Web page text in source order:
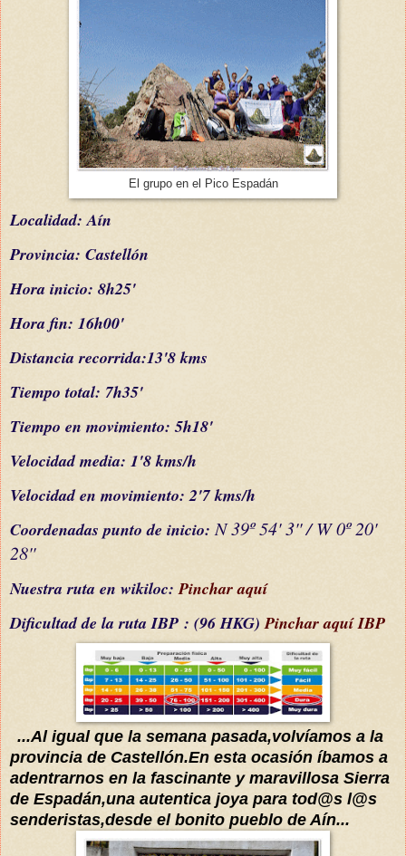
El grupo en el Pico Espadán
Localidad: Aín
Provincia: Castellón
Hora inicio: 8h25'
Hora fin: 16h00'
Distancia recorrida:13'8 kms
Tiempo total: 7h35'
Tiempo en movimiento: 5h18'
Velocidad media: 1'8 kms/h
Velocidad en movimiento: 2'7 kms/h
Coordenadas punto de inicio:N 39º 54' 3'' / W 0º 20'
28''
Nuestra ruta en wikiloc:Pinchar aquí
Dificultadde la ruta IBP : (96 HKG)Pinchar aquí IBP
...Al igual que la semana pasada,volvíamos a la
provincia de Castellón.En esta ocasión íbamos a
adentrarnos en la fascinante y maravillosa Sierra
de Espadán,una autentica joya para tod@s l@s
senderistas,desde el bonito pueblo de Aín...